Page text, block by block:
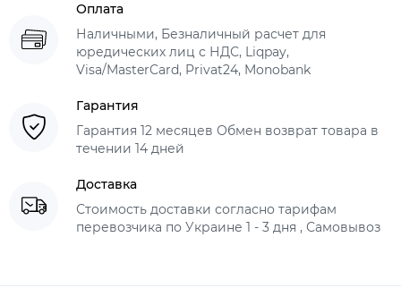
Оплата
Наличными, Безналичный расчет для
юредических лиц с НДС, Liqpay,
Visa/MasterCard, Privat24, Monobank
Гарантия
Гарантия 12 месяцев Обмен возврат товара в
течении 14 дней
Доставка
Стоимость доставки согласно тарифам
перевозчика по Украине 1 - 3 дня , Самовывоз